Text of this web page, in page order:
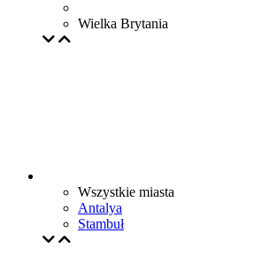
Wielka Brytania
Wszystkie miasta
Antalya
Stambuł